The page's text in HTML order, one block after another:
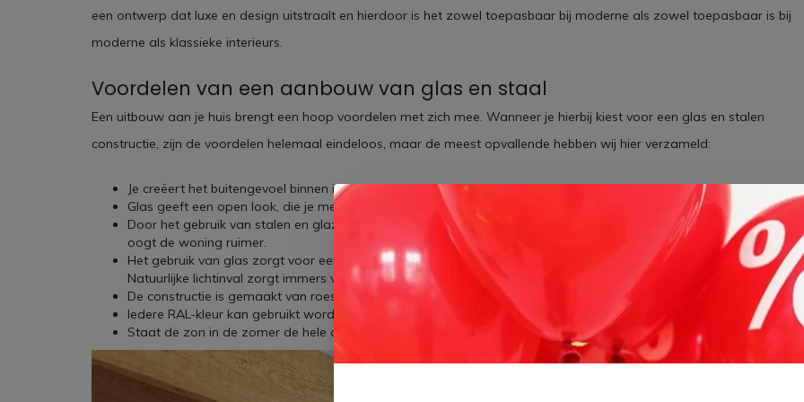
een ontwerp dat luxe en design uitstraalt en hierdoor is het zowel toepasbaar bij moderne als zowel toepasbaar is bij
moderne als klassieke interieurs.
Voordelen van een aanbouw van glas en staal
Een uitbouw aan je huis brengt een hoop voordelen met zich mee. Wanneer je hierbij kiest voor een glas en stalen
constructie, zijn de voordelen helemaal eindeloos, maar de meest opvallende hebben wij hier verzameld:
Je creëert het buitengevoel binnen in huis. Ongeacht de temperatuur geniet je van je tuin.
Glas geeft een open look, die je met steen niet kan evenaren.
Door het gebruik van stalen en glazen panelen trek je de woonkamer of keuken door richting de tuin. Hierdoor
oogt de woning ruimer.
Het gebruik van glas zorgt voor een grote hoeveelheid daglicht in huis. Dat is nog eens heerlijk wakker worden.
Natuurlijke lichtinval zorgt immers voor een goed gevoel.
De constructie is gemaakt van roestvrij staal en is daardoor bijzonder geschikt voor een uitbouw.
Iedere RAL-kleur kan gebruikt worden voor het stalen frame.
Staat de zon in de zomer de hele dag in de tuin? Dan is getint glas de perfecte oplossing.